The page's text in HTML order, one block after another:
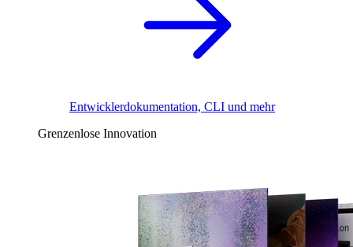
Entwicklerdokumentation, CLI und mehr
Grenzenlose Innovation